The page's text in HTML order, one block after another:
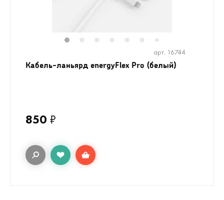
арт. 16744
Кабель-ланьярд energyFlex Pro (белый)
850 ₽